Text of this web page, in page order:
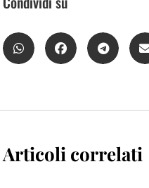
Articoli correlati